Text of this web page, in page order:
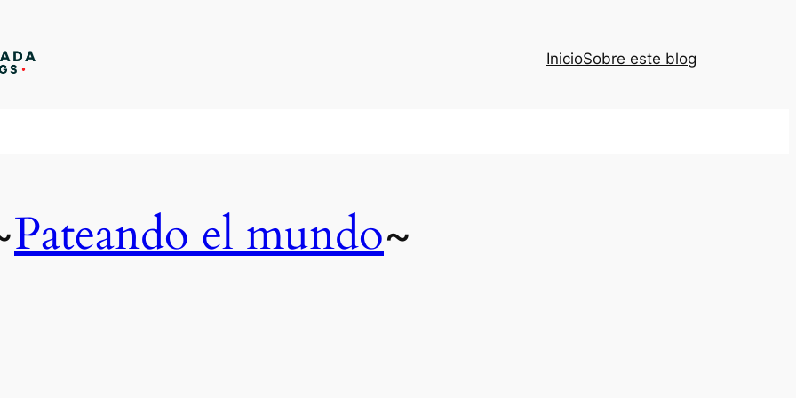
InicioSobre este blog
Pateando el mundo~